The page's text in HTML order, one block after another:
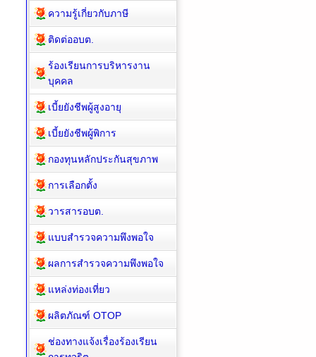
ความรู้เกี่ยวกับภาษี
ติดต่ออบต.
ร้องเรียนการบริหารงาน
บุคคล
เบี้ยยังชีพผู้สูงอายุ
เบี้ยยังชีพผู้พิการ
กองทุนหลักประกันสุขภาพ
การเลือกตั้ง
วารสารอบต.
แบบสำรวจความพึงพอใจ
ผลการสำรวจความพึงพอใจ
แหล่งท่องเที่ยว
ผลิตภัณฑ์ OTOP
ช่องทางแจ้งเรื่องร้องเรียน